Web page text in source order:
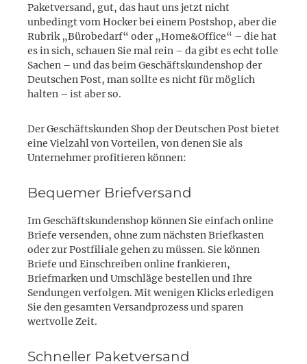
Paketversand, gut, das haut uns jetzt nicht
unbedingt vom Hocker bei einem Postshop, aber die
Rubrik „Bürobedarf“ oder „Home&Office“ – die hat
es in sich, schauen Sie mal rein – da gibt es echt tolle
Sachen – und das beim Geschäftskundenshop der
Deutschen Post, man sollte es nicht für möglich
halten – ist aber so.
Der Geschäftskunden Shop der Deutschen Post bietet
eine Vielzahl von Vorteilen, von denen Sie als
Unternehmer profitieren können:
Bequemer Briefversand
Im Geschäftskundenshop können Sie einfach online
Briefe versenden, ohne zum nächsten Briefkasten
oder zur Postfiliale gehen zu müssen. Sie können
Briefe und Einschreiben online frankieren,
Briefmarken und Umschläge bestellen und Ihre
Sendungen verfolgen. Mit wenigen Klicks erledigen
Sie den gesamten Versandprozess und sparen
wertvolle Zeit.
Schneller Paketversand